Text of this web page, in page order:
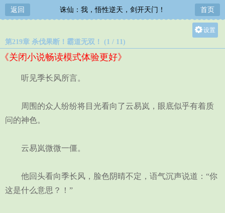
返回 诛仙：我，悟性逆天，剑开天门！ 首页
设置
第219章 杀伐果断！霸道无双！ (1 / 11)
《关闭小说畅读模式体验更好》
听见季长风所言。
周围的众人纷纷将目光看向了云易岚，眼底似乎有着质
问的神色。
云易岚微微一僵。
他回头看向季长风，脸色阴晴不定，语气沉声说道：“你
这是什么意思？！”